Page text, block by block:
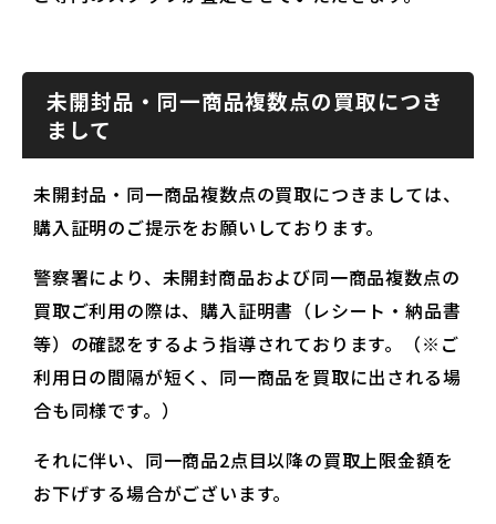
未開封品・同一商品複数点の買取につき
まして
未開封品・同一商品複数点の買取につきましては、
購入証明のご提示をお願いしております。
警察署により、未開封商品および同一商品複数点の
買取ご利用の際は、購入証明書（レシート・納品書
等）の確認をするよう指導されております。（※ご
利用日の間隔が短く、同一商品を買取に出される場
合も同様です。）
それに伴い、同一商品2点目以降の買取上限金額を
お下げする場合がございます。